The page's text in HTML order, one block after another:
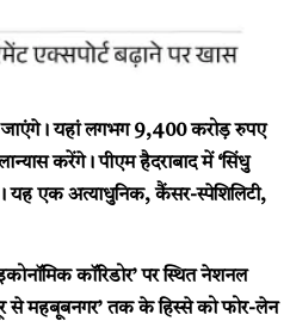
जाएंगे। यहां लगभग 9,400 करोड़ रुपए
करेंगे। पीएम हैदराबाद में ‘सिंधु
यह एक अत्याधुनिक, कैंसर-स्पेशिलिटी,
कॉरिडोर’ पर स्थित नेशनल
से महबूबनगर’ तक के हिस्से को फोर-लेन